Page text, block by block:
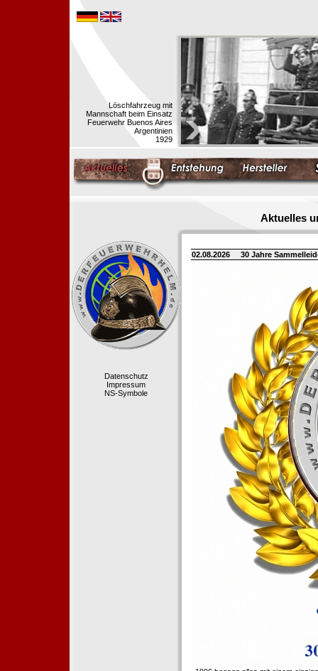
Löschfahrzeug mit
Mannschaft beim Einsatz
Feuerwehr Buenos Aires
Argentinien
1929
Aktuelles
Datenschutz
Impressum
NS-Symbole
02.08.2026 30 Jahre